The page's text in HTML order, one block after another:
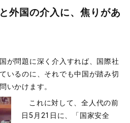
国の介入に、焦りがあ
が問題に深く介入すれば、国際社
いるのに、それでも中国が踏み切
いかけます。
これに対して、全人代の前
日5月21日に、「国家安全